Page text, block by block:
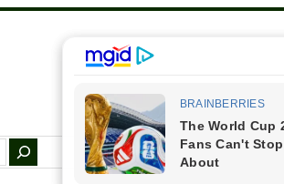
Facebook Instagram